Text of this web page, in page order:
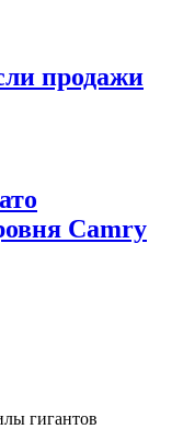
продажи
Camry
гигантов